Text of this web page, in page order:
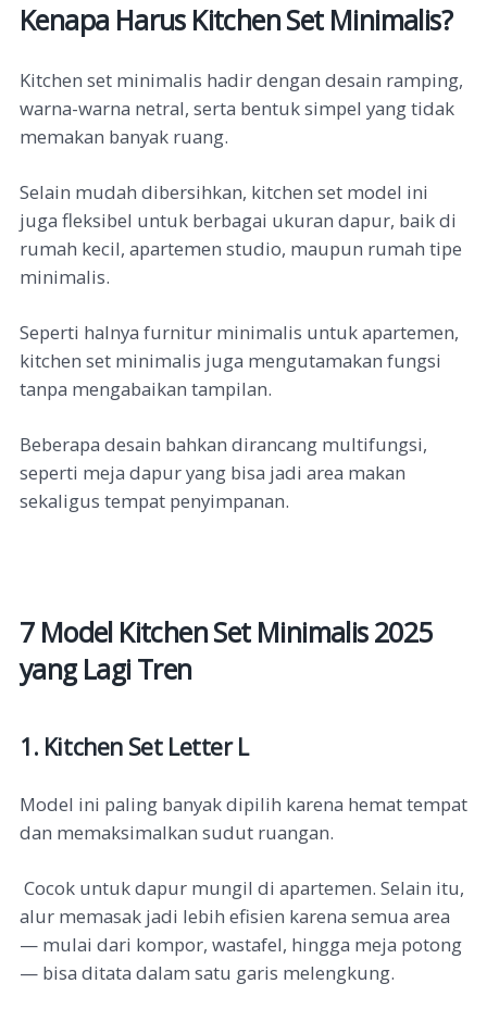
Kenapa Harus Kitchen Set Minimalis?
Kitchen set minimalis hadir dengan desain ramping,
warna-warna netral, serta bentuk simpel yang tidak
memakan banyak ruang.
Selain mudah dibersihkan, kitchen set model ini
juga fleksibel untuk berbagai ukuran dapur, baik di
rumah kecil, apartemen studio, maupun rumah tipe
minimalis.
Seperti halnya furnitur minimalis untuk apartemen,
kitchen set minimalis juga mengutamakan fungsi
tanpa mengabaikan tampilan.
Beberapa desain bahkan dirancang multifungsi,
seperti meja dapur yang bisa jadi area makan
sekaligus tempat penyimpanan.
7 Model Kitchen Set Minimalis 2025
yang Lagi Tren
1. Kitchen Set Letter L
Model ini paling banyak dipilih karena hemat tempat
dan memaksimalkan sudut ruangan.
Cocok untuk dapur mungil di apartemen. Selain itu,
alur memasak jadi lebih efisien karena semua area
— mulai dari kompor, wastafel, hingga meja potong
— bisa ditata dalam satu garis melengkung.